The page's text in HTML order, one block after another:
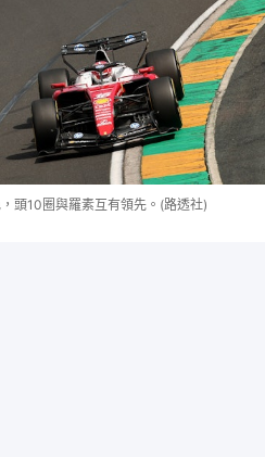
頭10圈與羅素互有領先。(路透社)